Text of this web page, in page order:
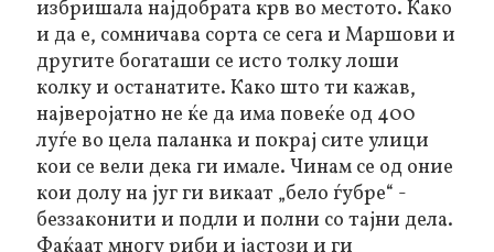
избришала најдобрата крв во местото. Како
и да е, сомничава сорта се сега и Маршови и
другите богаташи се исто толку лоши
колку и останатите. Како што ти кажав,
најверојатно не ќе да има повеќе од 400
луѓе во цела паланка и покрај сите улици
кои се вели дека ги имале. Чинам се од оние
кои долу на југ ги викаат „бело ѓубре“ -
беззаконити и подли и полни со тајни дела.